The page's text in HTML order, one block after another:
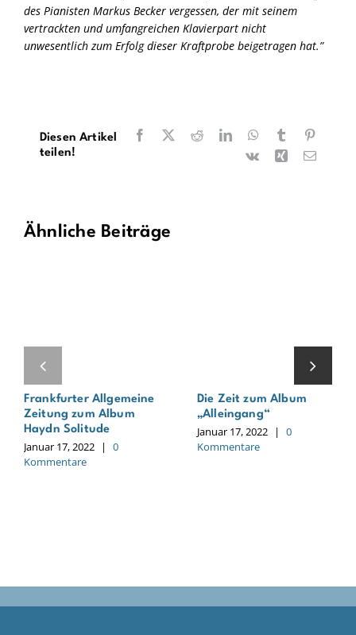
des Pianisten Markus Becker vergessen, der mit seinem
vertrackten und umfangreichen Klavierpart nicht
unwesentlich zum Erfolg dieser Kraftprobe beigetragen hat.”
Diesen Artikel
teilen!
Facebook RedditLinkedInWhatsApp
Tumblr
Vk
Xing E-
Ähnliche Beiträge
Frankfurter Allgemeine
Zeitung zum Album
Haydn Solitude
Januar 17, 2022 |
0
Kommentare
Die Zeit zum Album
„Alleingang“
Januar 17, 2022 |
0
Kommentare